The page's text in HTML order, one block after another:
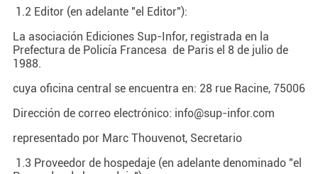
1.2 Editor (en adelante "el Editor"):
La asociación Ediciones Sup-Infor, registrada en la
Prefectura de Policía Francesa de Paris el 8 de julio de
1988.
cuya oficina central se encuentra en: 28 rue Racine, 75006
Dirección de correo electrónico: info@sup-infor.com
representado por Marc Thouvenot, Secretario
1.3 Proveedor de hospedaje (en adelante denominado "el